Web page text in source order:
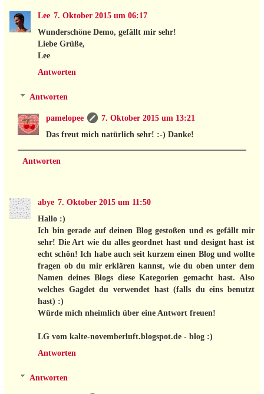
Lee 7. Oktober 2015 um 06:17
Wunderschöne Demo, gefällt mir sehr!
Liebe Grüße,
Lee
Antworten
Antworten
pamelopee
7. Oktober 2015 um 13:21
Das freut mich natürlich sehr! :-) Danke!
Antworten
abye 7. Oktober 2015 um 11:50
Hallo :)
Ich bin gerade auf deinen Blog gestoßen und es gefällt mir
sehr! Die Art wie du alles geordnet hast und designt hast ist
echt schön! Ich habe auch seit kurzem einen Blog und wollte
fragen ob du mir erklären kannst, wie du oben unter dem
Namen deines Blogs diese Kategorien gemacht hast. Also
welches Gagdet du verwendet hast (falls du eins benutzt
hast) :)
Würde mich nheimlich über eine Antwort freuen!
LG vom kalte-novemberluft.blogspot.de - blog :)
Antworten
Antworten